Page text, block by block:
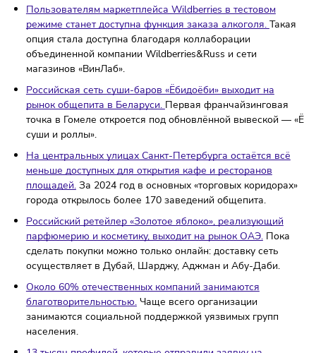
До десяти тысяч человек могут попасть под
которые, возможно, произойдут в немецкой
технологической компании Robert Bosch GmbH.
Пользователям маркетплейса Wildberries в тестовом
режиме станет доступна функция заказа алкоголя.
опция стала доступна благодаря коллаборации
объединенной компании Wildberries&Russ и сети
магазинов «ВинЛаб».
Российская сеть суши-баров «Ёбидоёби» выходит на
рынок общепита в Беларуси.Первая
точка в Гомеле откроется под обновлённой
суши и роллы».
На центральных улицах Санкт-Петербурга остаётся
меньше доступных для открытия кафе и ресторанов
площадей.За 2024 год в основных «торговых
Российский ретейлер «Золотое яблоко», реализующий
парфюмерию и косметику, выходит на рынок ОАЭ.
сделать покупки можно только онлайн: доставку сеть